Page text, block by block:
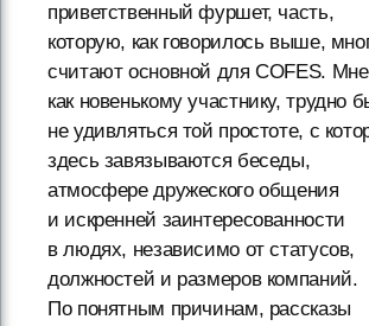
приветственный фуршет, часть,
которую, как говорилось выше,
считают основной для COFES.
как новенькому участнику, трудно
не удивляться той простоте, с
здесь завязываются беседы,
атмосфере дружеского общения
и искренней заинтересованности
в людях, независимо от статусов,
должностей и размеров компаний.
По понятным причинам, рассказы